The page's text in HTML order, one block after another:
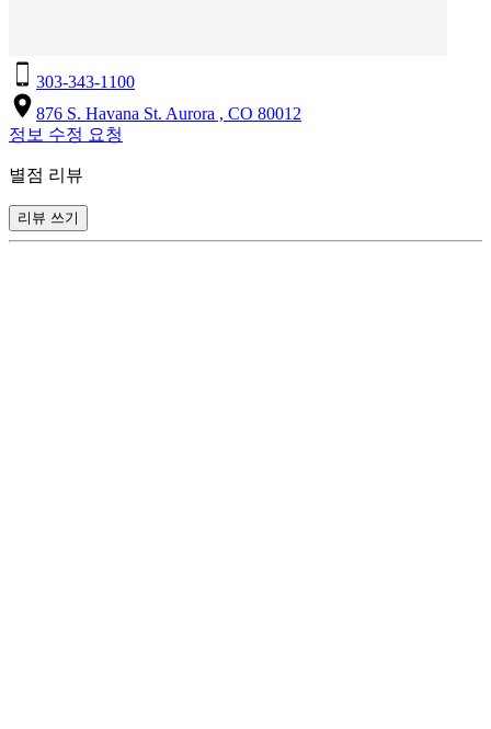
303-343-1100
876 S. Havana St. Aurora , CO 80012
정보 수정 요청
별점 리뷰
리뷰 쓰기